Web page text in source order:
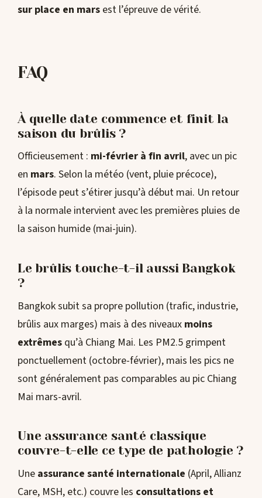
sur place en mars est l’épreuve de vérité.
FAQ
À quelle date commence et finit la
saison du brûlis ?
Officieusement : mi-février à fin avril, avec un pic
en mars. Selon la météo (vent, pluie précoce),
l’épisode peut s’étirer jusqu’à début mai. Un retour
à la normale intervient avec les premières pluies de
la saison humide (mai-juin).
Le brûlis touche-t-il aussi Bangkok
?
Bangkok subit sa propre pollution (trafic, industrie,
brûlis aux marges) mais à des niveaux moins
extrêmes qu’à Chiang Mai. Les PM2.5 grimpent
ponctuellement (octobre-février), mais les pics ne
sont généralement pas comparables au pic Chiang
Mai mars-avril.
Une assurance santé classique
couvre-t-elle ce type de pathologie ?
Une assurance santé internationale (April, Allianz
Care, MSH, etc.) couvre les consultations et